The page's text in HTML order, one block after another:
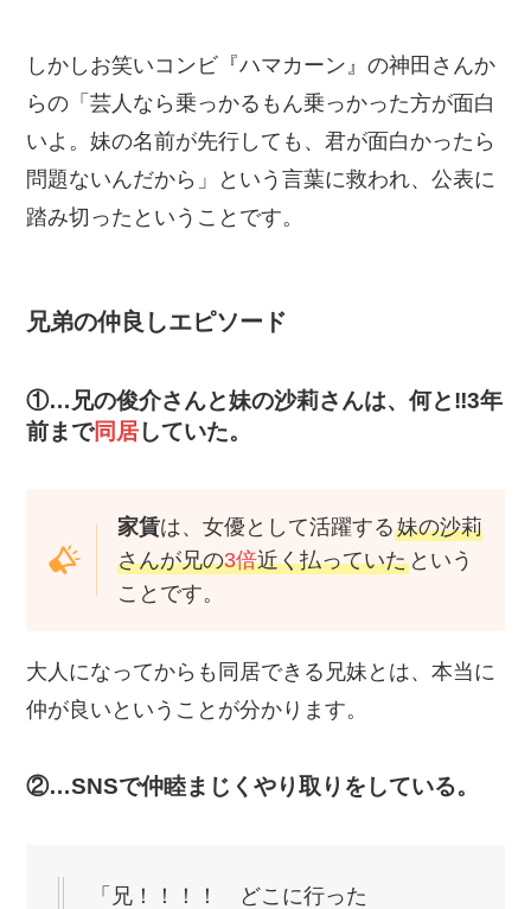
しかしお笑いコンビ『ハマカーン』の神田さんか
らの「芸人なら乗っかるもん乗っかった方が面白
いよ。妹の名前が先行しても、君が面白かったら
問題ないんだから」という言葉に救われ、公表に
踏み切ったということです。
兄弟の仲良しエピソード
①…兄の俊介さんと妹の沙莉さんは、何と‼3年
前まで同居していた。
家賃は、女優として活躍する妹の沙莉
さんが兄の3倍近く払っていたという
ことです。
大人になってからも同居できる兄妹とは、本当に
仲が良いということが分かります。
②…SNSで仲睦まじくやり取りをしている。
「兄！！！！ どこに行った